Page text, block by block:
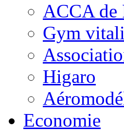
ACCA de
Gym
Higaro
Economie